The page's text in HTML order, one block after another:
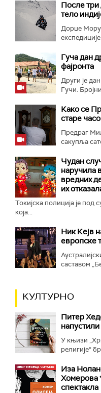
После три
тело
Дорџе
Гуча дан
фајронта
Други је
Гучи.
Како се
старе
Предраг
сакупља
Чудан
наручила
вредних
их
Токијска полиција је
која...
Ник Кејв
европске
саставом
КУЛТУРНО
Питер
У књизи
религије“
Иза
Хомерова
спектакла